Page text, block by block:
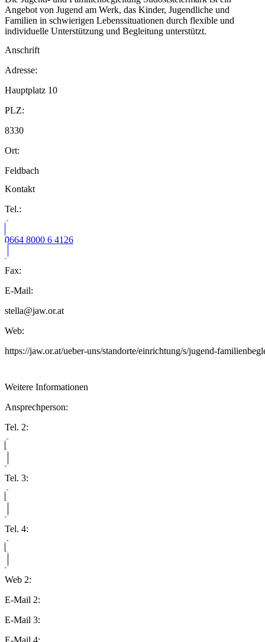
Angebot von Jugend am Werk, das Kinder, Jugendliche und
Familien in schwierigen Lebenssituationen durch flexible und
individuelle Unterstützung und Begleitung unterstützt.
Anschrift
Adresse:
Hauptplatz 10
PLZ:
8330
Ort:
Feldbach
Kontakt
Tel.:
0664 8000 6 4126
Fax:
E-Mail:
stella@jaw.or.at
Web:
https://jaw.or.at/ueber-uns/standorte/einrichtung/s/jugend-
Weitere Informationen
Ansprechperson:
Tel. 2:
Tel. 3:
Tel. 4:
Web 2:
E-Mail 2:
E-Mail 3:
E-Mail 4: